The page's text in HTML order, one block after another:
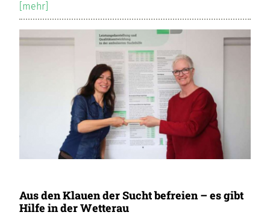
[mehr]
Aus den Klauen der Sucht befreien – es gibt
Hilfe in der Wetterau